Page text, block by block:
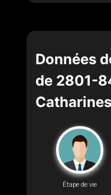
Données
de 2801-
Étape de vie